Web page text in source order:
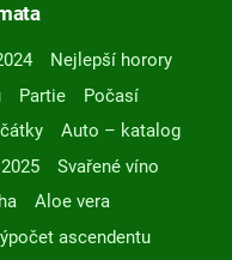
Nejlepší horory
Partie
Počasí
Auto – katalog
Svařené víno
Aloe vera
ascendentu